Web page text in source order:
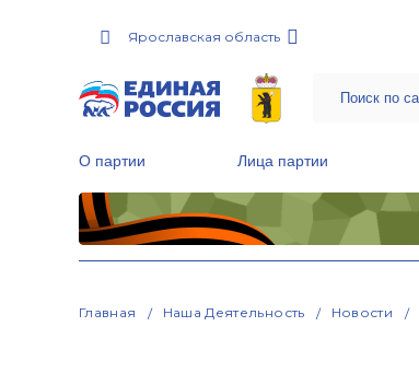
Ярославская область
О партии Лица партии
Главная Наша Деятельность Новости